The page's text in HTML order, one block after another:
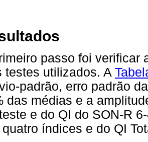
passo foi verificar
testes utilizados. A
padrão, erro padrão
das médias e a
e do QI do SON-R
índices e do QI